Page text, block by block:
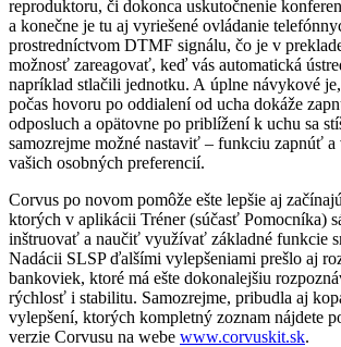
reproduktoru, či dokonca uskutočnenie
a konečne je tu aj vyriešené ovládanie
prostredníctvom DTMF signálu, čo je v
možnosť zareagovať, keď vás automatická
napríklad stlačili jednotku. A úplne návykové
počas hovoru po oddialení od ucha dokáže
odposluch a opätovne po priblížení k uchu sa
samozrejme možné nastaviť – funkciu zapnúť
vašich osobných preferencií.
Corvus po novom pomôže ešte lepšie aj
ktorých v aplikácii Tréner (súčasť Pomocníka)
inštruovať a naučiť využívať základné funkcie
Nadácii SLSP ďalšími vylepšeniami prešlo aj
bankoviek, ktoré má ešte dokonalejšiu
rýchlosť i stabilitu. Samozrejme, pribudla aj
vylepšení, ktorých kompletný zoznam nájdete
verzie Corvusu na webe www.corvuskit.sk.